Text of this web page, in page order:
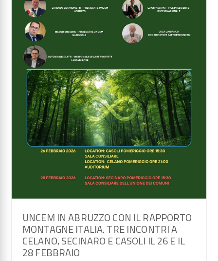
UNCEM IN ABRUZZO CON IL RAPPORTO
MONTAGNE ITALIA. TRE INCONTRI A
CELANO, SECINARO E CASOLI IL 26 E IL
28 FEBBRAIO